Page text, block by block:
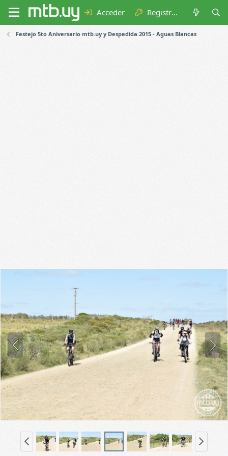
Acceder Registrarse
Festejo 5to Aniversario mtb.uy y Despedida 2015 - Aguas Blancas